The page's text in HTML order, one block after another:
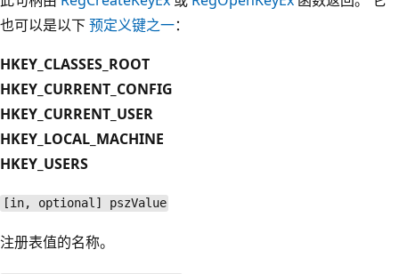
也可以是以下预定义键之一：
HKEY_CLASSES_ROOT
HKEY_CURRENT_CONFIG
HKEY_CURRENT_USER
HKEY_LOCAL_MACHINE
HKEY_USERS
[in, optional] pszValue
注册表值的名称。